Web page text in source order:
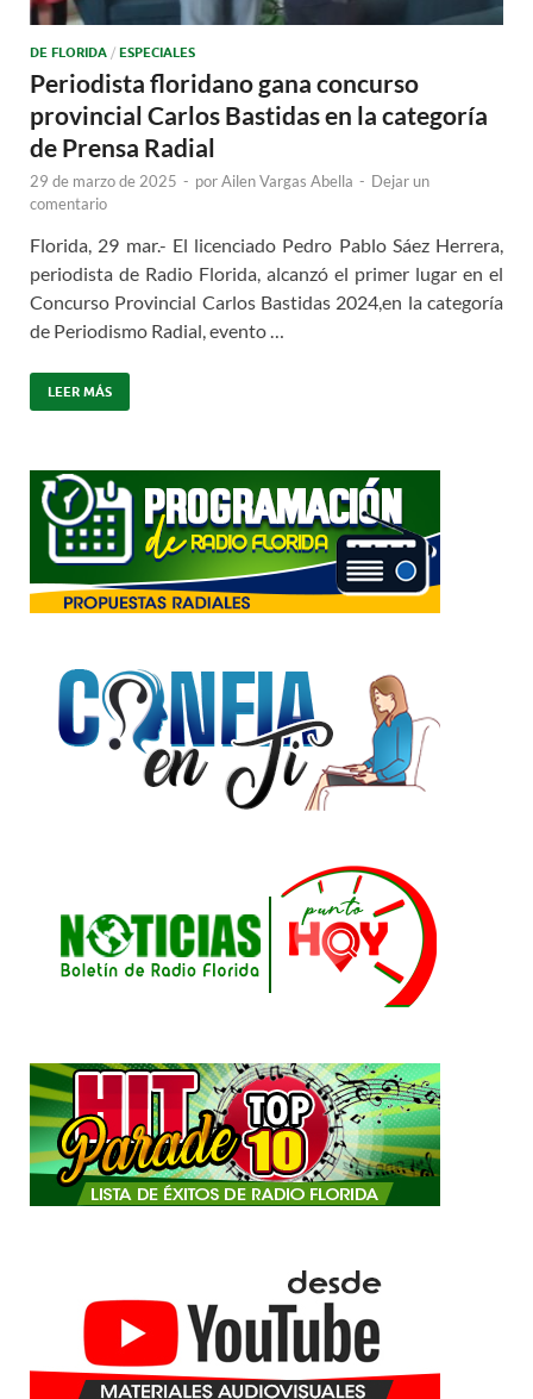
DE FLORIDA / ESPECIALES
Periodista floridano gana concurso
provincial Carlos Bastidas en la categoría
de Prensa Radial
29 de marzo de 2025 - porAilen Vargas Abella - Dejar un
comentario
Florida, 29 mar.- El licenciado Pedro Pablo Sáez Herrera,
periodista de Radio Florida, alcanzó el primer lugar en el
Concurso Provincial Carlos Bastidas 2024,en la categoría
de Periodismo Radial, evento …
LEER MÁS